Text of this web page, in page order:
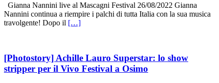
Gianna Nannini live al Mascagni Festival 26/08/2022 Gianna
Nannini continua a riempire i palchi di tutta Italia con la sua musica
travolgente! Dopo il […]
[Photostory] Achille Lauro Superstar: lo show
stripper per il Vivo Festival a Osimo